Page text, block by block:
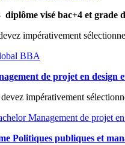
visé bac+4 et grade
impérativement
BBA
de projet en design
impérativement
Management de projet
Politiques publiques et